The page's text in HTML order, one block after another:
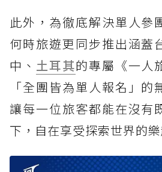
此外，為徹底解決單人參
何時旅遊更同步推出涵蓋
中、 土耳其的專屬《一人
「全團皆為單人報名」的
讓每一位旅客都能在沒有
下，自在享受探索世界的樂